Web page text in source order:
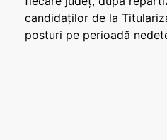
candidaților de la
posturi pe perioadă